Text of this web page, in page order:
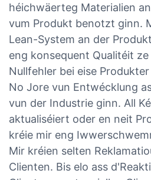
héichwäerteg Materialien
vum Produkt benotzt ginn.
Lean-System an der
eng konsequent Qualitéit
Nullfehler bei eise
No Jore vun Entwécklung
vun der Industrie ginn. All
aktualiséiert oder en neit
kréie mir eng
Mir kréien selten
Clienten. Bis elo ass